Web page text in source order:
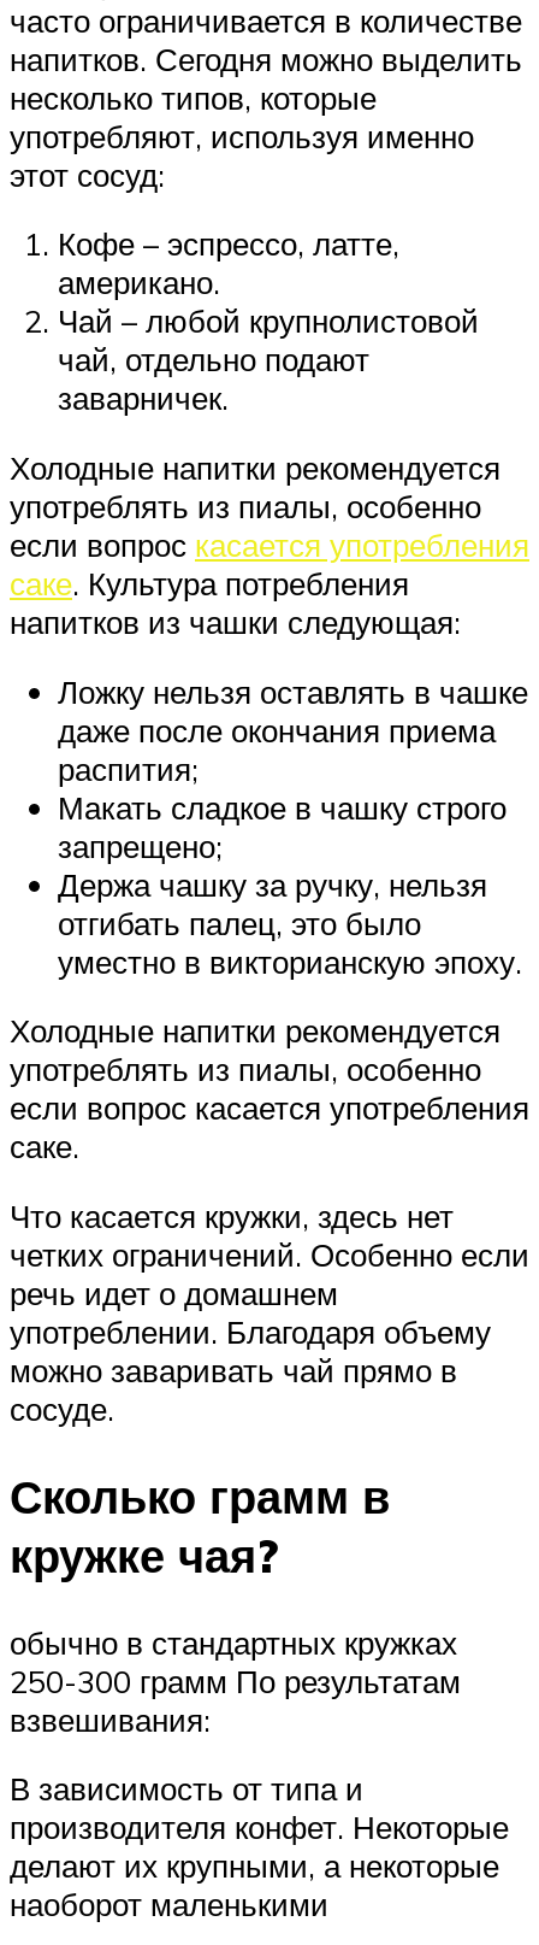
часто ограничивается в количестве
напитков. Сегодня можно выделить
несколько типов, которые
употребляют, используя именно
этот сосуд:
Кофе – эспрессо, латте,
американо.
Чай – любой крупнолистовой
чай, отдельно подают
заварничек.
Холодные напитки рекомендуется
употреблять из пиалы, особенно
если вопрос касается употребления
саке. Культура потребления
напитков из чашки следующая:
Ложку нельзя оставлять в чашке
даже после окончания приема
распития;
Макать сладкое в чашку строго
запрещено;
Держа чашку за ручку, нельзя
отгибать палец, это было
уместно в викторианскую эпоху.
Холодные напитки рекомендуется
употреблять из пиалы, особенно
если вопрос касается употребления
саке.
Что касается кружки, здесь нет
четких ограничений. Особенно если
речь идет о домашнем
употреблении. Благодаря объему
можно заваривать чай прямо в
сосуде.
Сколько грамм в
кружке чая?
обычно в стандартных кружках
250-300 грамм По результатам
взвешивания:
В зависимость от типа и
производителя конфет. Некоторые
делают их крупными, а некоторые
наоборот маленькими